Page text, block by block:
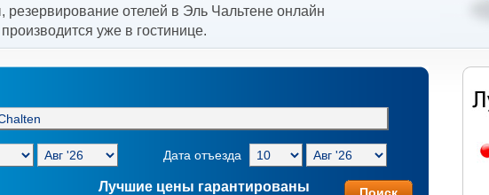
резервирование отелей в Эль Чальтене онлайн
уже в гостинице.
Дата отъезда
Лучшие цены гарантированы